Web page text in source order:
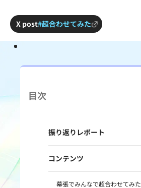
X post#超合わせてみた
目次
振り返りレポート
コンテンツ
幕張でみんなで超合わせてみた